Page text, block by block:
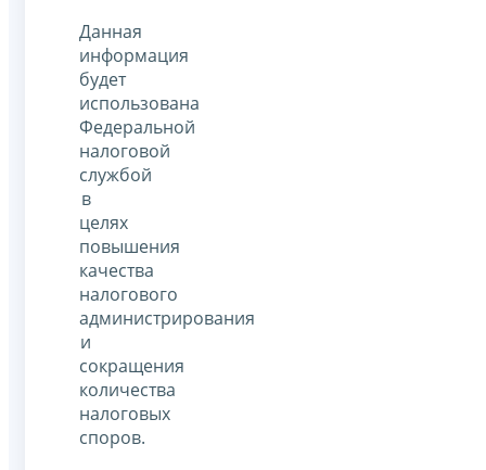
Данная
информация
будет
использована
Федеральной
налоговой
службой
в
целях
повышения
качества
налогового
администрирования
и
сокращения
количества
налоговых
споров.